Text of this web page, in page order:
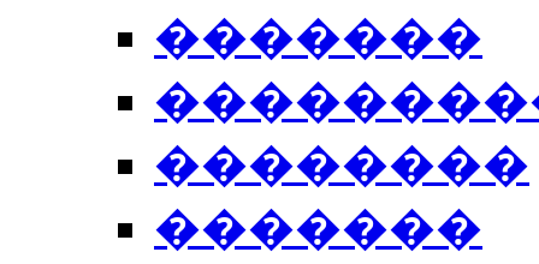
�������
��������
�������